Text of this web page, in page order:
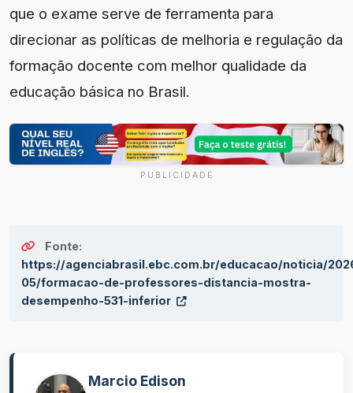
que o exame serve de ferramenta para
direcionar as políticas de melhoria e regulação da
formação docente com melhor qualidade da
educação básica no Brasil.
PUBLICIDADE
Fonte:
https://agenciabrasil.ebc.com.br/educacao/noticia/
05/formacao-de-professores-distancia-mostra-
desempenho-531-inferior
Marcio Edison